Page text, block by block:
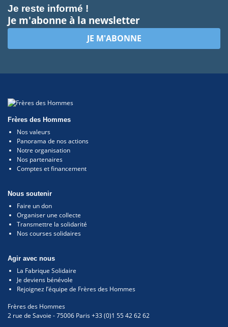
Je reste informé !
Je m'abonne à la newsletter
JE M'ABONNE
Frères des Hommes
Nos valeurs
Panorama de nos actions
Notre organisation
Nos partenaires
Comptes et financement
Nous soutenir
Faire un don
Organiser une collecte
Transmettre la solidarité
Nos courses solidaires
Agir avec nous
La Fabrique Solidaire
Je deviens bénévole
Rejoignez l’équipe de Frères des Hommes
Frères des Hommes
2 rue de Savoie -75006 Paris+33 (0)1 55 42 62 62